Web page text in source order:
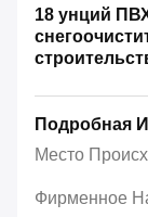
18 унций
Подробная
Место
Фирменное